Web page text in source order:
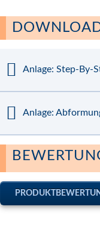
Anlage: Step-By-
Anlage: